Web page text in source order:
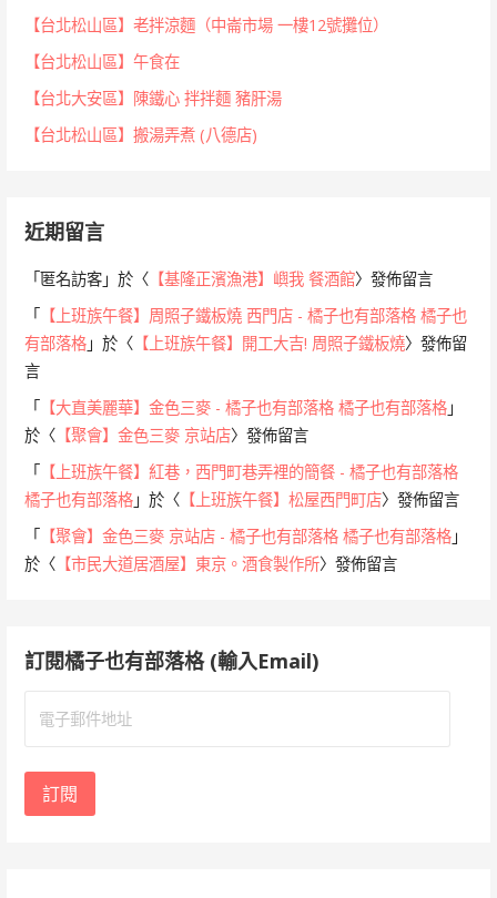
【台北松山區】老拌涼麵（中崙市場 一樓12號攤位）
【台北松山區】午食在
【台北大安區】陳鐵心 拌拌麵 豬肝湯
【台北松山區】搬湯弄煮 (八德店)
近期留言
「匿名訪客 」於〈 【基隆正濱漁港】嶼我 餐酒館〉發佈留言
「 【上班族午餐】周照子鐵板燒 西門店 - 橘子也有部落格 橘子也
有部落格 」於〈 【上班族午餐】開工大吉! 周照子鐵板燒〉發佈留
言
「 【大直美麗華】金色三麥 - 橘子也有部落格 橘子也有部落格 」
於〈 【聚會】金色三麥 京站店〉發佈留言
「 【上班族午餐】紅巷，西門町巷弄裡的簡餐 - 橘子也有部落格
橘子也有部落格 」於〈 【上班族午餐】松屋西門町店〉發佈留言
「 【聚會】金色三麥 京站店 - 橘子也有部落格 橘子也有部落格 」
於〈 【市民大道居酒屋】東京。酒食製作所〉發佈留言
訂閱橘子也有部落格 (輸入Email)
地
訂閱